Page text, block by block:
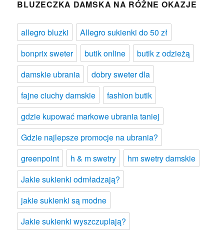
BLUZECZKA DAMSKA NA RÓŻNE OKAZJE
allegro bluzki
Allegro sukienki do 50 zł
bonprix sweter
butik online
butik z odzieżą
damskie ubrania
dobry sweter dla
fajne ciuchy damskie
fashion butik
gdzie kupować markowe ubrania taniej
Gdzie najlepsze promocje na ubrania?
greenpoint
h & m swetry
hm swetry damskie
Jakie sukienki odmładzają?
jakie sukienki są modne
Jakie sukienki wyszczuplają?